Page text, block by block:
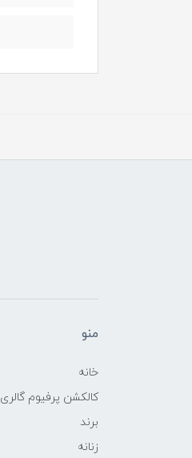
منو
خانه
کالکشن پرفیوم گالری
برند
زنانه